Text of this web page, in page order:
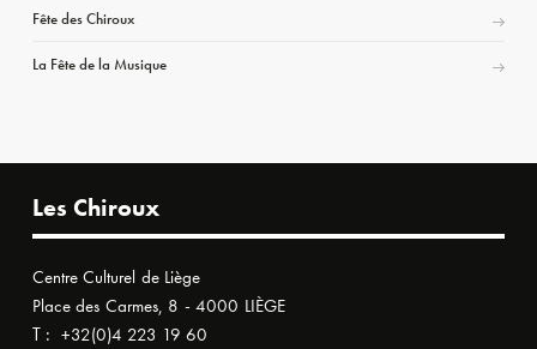
Fête des Chiroux
La Fête de la Musique
Les Chiroux
Centre Culturel de Liège
Place des Carmes, 8 - 4000 LIÈGE
T : +32(0)4 223 19 60